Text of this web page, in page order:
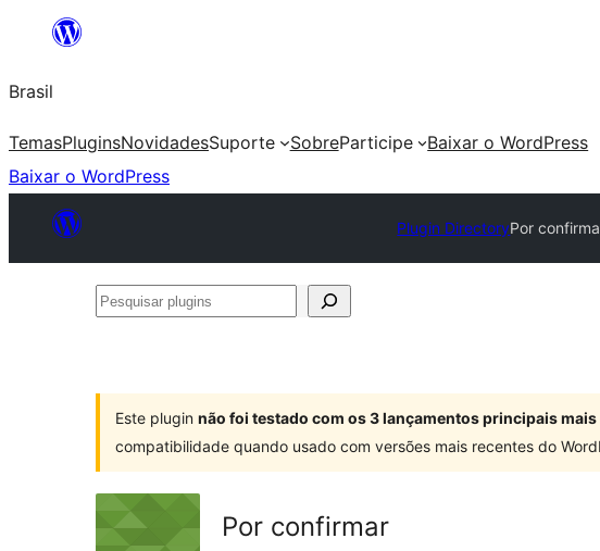
o
conteúdo
Brasil
TemasPluginsNovidadesSuporte SobreParticipe
Baixar o WordPress
Baixar o WordPress
Plugin DirectoryPor
Pesquisar
Este plugin não foi testado com os 3 lançamentos principais
compatibilidade quando usado com versões mais recentes do
Por confirmar